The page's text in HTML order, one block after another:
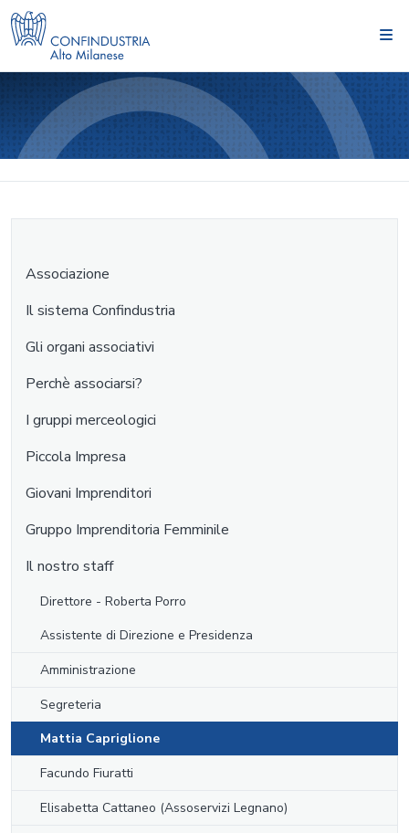
Associazione
Il sistema Confindustria
Gli organi associativi
Perchè associarsi?
I gruppi merceologici
Piccola Impresa
Giovani Imprenditori
Gruppo Imprenditoria Femminile
Il nostro staff
Direttore - Roberta Porro
Assistente di Direzione e Presidenza
Amministrazione
Segreteria
Mattia Capriglione
Facundo Fiuratti
Elisabetta Cattaneo (Assoservizi Legnano)